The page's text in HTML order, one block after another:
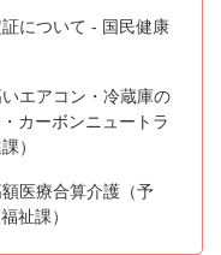
について - 国民健康
エアコン・冷蔵庫の
カーボンニュートラ
）
医療合算介護（予
祉課）